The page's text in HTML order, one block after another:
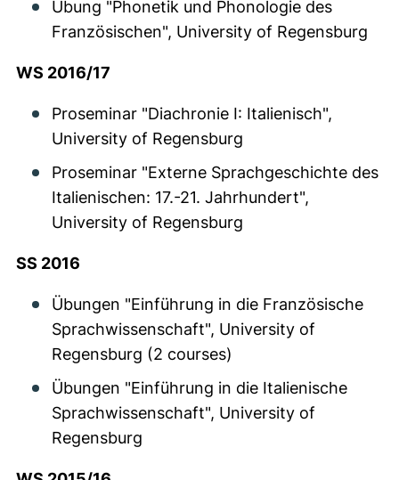
Übung "Phonetik und Phonologie des
Französischen", University of Regensburg
WS 2016/17
Proseminar "Diachronie I: Italienisch",
University of Regensburg
Proseminar "Externe Sprachgeschichte des
Italienischen: 17.-21. Jahrhundert",
University of Regensburg
SS 2016
Übungen "Einführung in die Französische
Sprachwissenschaft", University of
Regensburg (2 courses)
Übungen "Einführung in die Italienische
Sprachwissenschaft", University of
Regensburg